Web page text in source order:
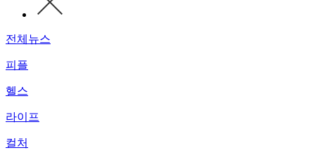
전체뉴스
피플
헬스
라이프
컬처